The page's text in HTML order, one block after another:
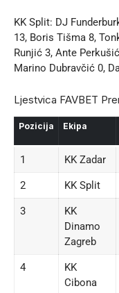
KK Split: DJ
13, Boris Tišma 8,
Runjić 3, Ante
Marino Dubravčić 0,
Ljestvica FAVBET
Pozicija Ekipa
1 KK Zadar
2 KK Split
3
KK
Dinamo
Zagreb
4
KK
Cibona